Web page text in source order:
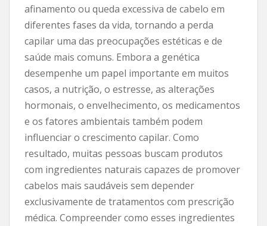
afinamento ou queda excessiva de cabelo em
diferentes fases da vida, tornando a perda
capilar uma das preocupações estéticas e de
saúde mais comuns. Embora a genética
desempenhe um papel importante em muitos
casos, a nutrição, o estresse, as alterações
hormonais, o envelhecimento, os medicamentos
e os fatores ambientais também podem
influenciar o crescimento capilar. Como
resultado, muitas pessoas buscam produtos
com ingredientes naturais capazes de promover
cabelos mais saudáveis ​​sem depender
exclusivamente de tratamentos com prescrição
médica. Compreender como esses ingredientes